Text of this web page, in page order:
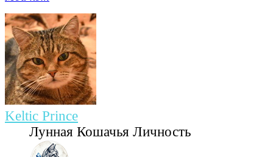
Keltic Prince
Лунная Кошачья Личность